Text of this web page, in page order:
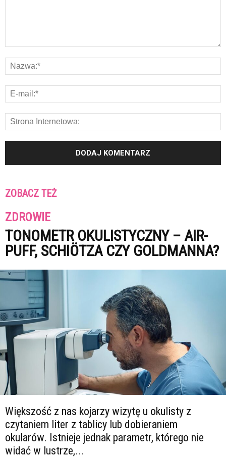
ZOBACZ TEŻ
ZDROWIE
TONOMETR OKULISTYCZNY – AIR-
PUFF, SCHIÖTZA CZY GOLDMANNA?
Większość z nas kojarzy wizytę u okulisty z
czytaniem liter z tablicy lub dobieraniem
okularów. Istnieje jednak parametr, którego nie
widać w lustrze,...